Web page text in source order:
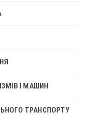
І МАШИН
ТРАНСПОРТУ